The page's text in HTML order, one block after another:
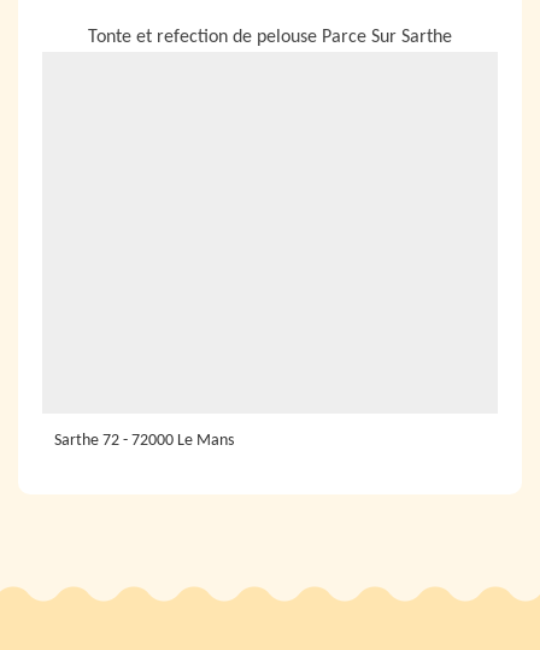
Tonte et refection de pelouse Parce Sur Sarthe
Sarthe 72 - 72000 Le Mans